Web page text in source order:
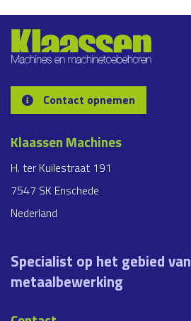
Contact opnemen
Klaassen Machines
H. ter Kuilestraat 191
7547 SK Enschede
Nederland
Specialist op het gebied van
metaalbewerking